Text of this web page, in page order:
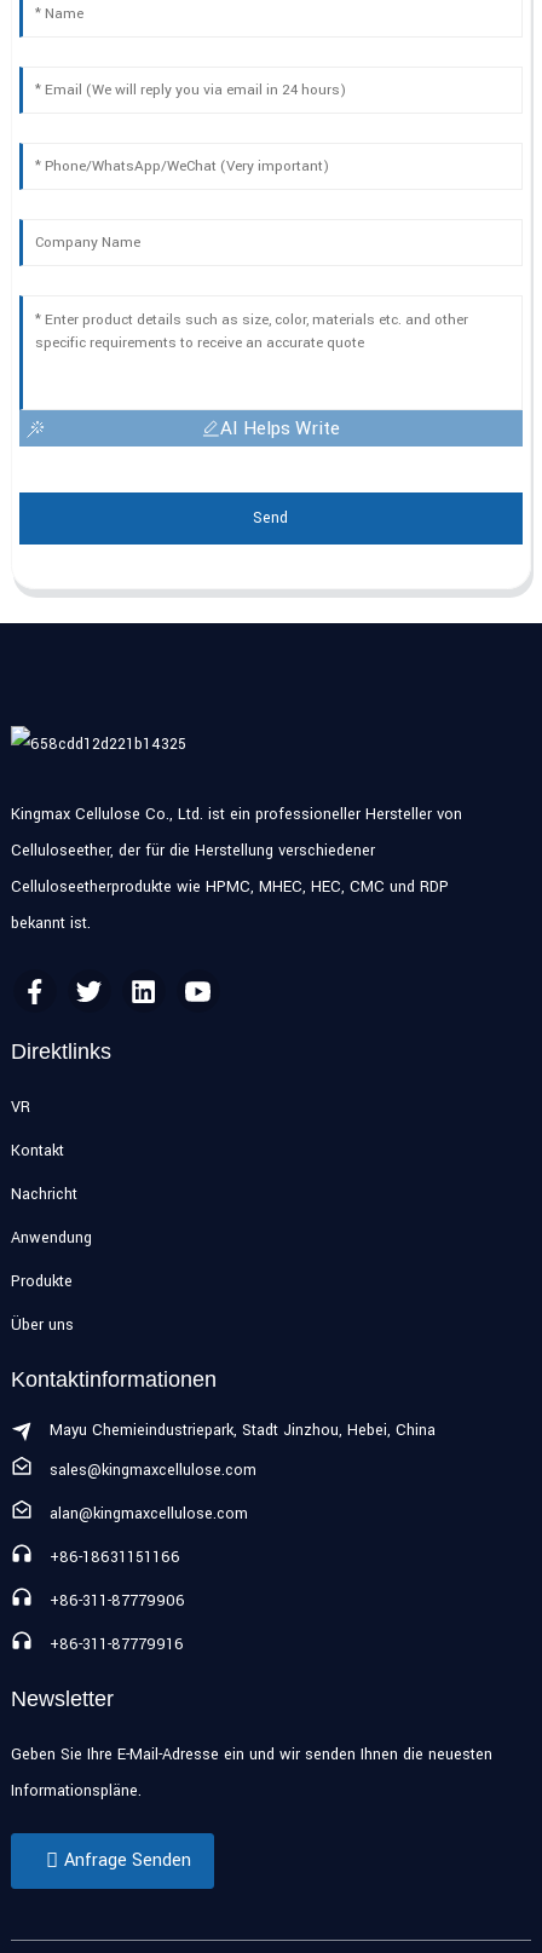
AI Helps Write
Send
Kingmax Cellulose Co., Ltd. ist ein professioneller Hersteller von
Celluloseether, der für die Herstellung verschiedener
Celluloseetherprodukte wie HPMC, MHEC, HEC, CMC und RDP
bekannt ist.
Direktlinks
VR
Kontakt
Nachricht
Anwendung
Produkte
Über uns
Kontaktinformationen
Mayu Chemieindustriepark, Stadt Jinzhou, Hebei, China
sales@kingmaxcellulose.com
alan@kingmaxcellulose.com
+86-18631151166
+86-311-87779906
+86-311-87779916
Newsletter
Geben Sie Ihre E-Mail-Adresse ein und wir senden Ihnen die neuesten
Informationspläne.
Anfrage Senden